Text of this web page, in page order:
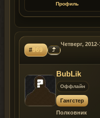
Профиль
#969
Четверг,
BubLik
Оффлайн
Гангстер
Полковник